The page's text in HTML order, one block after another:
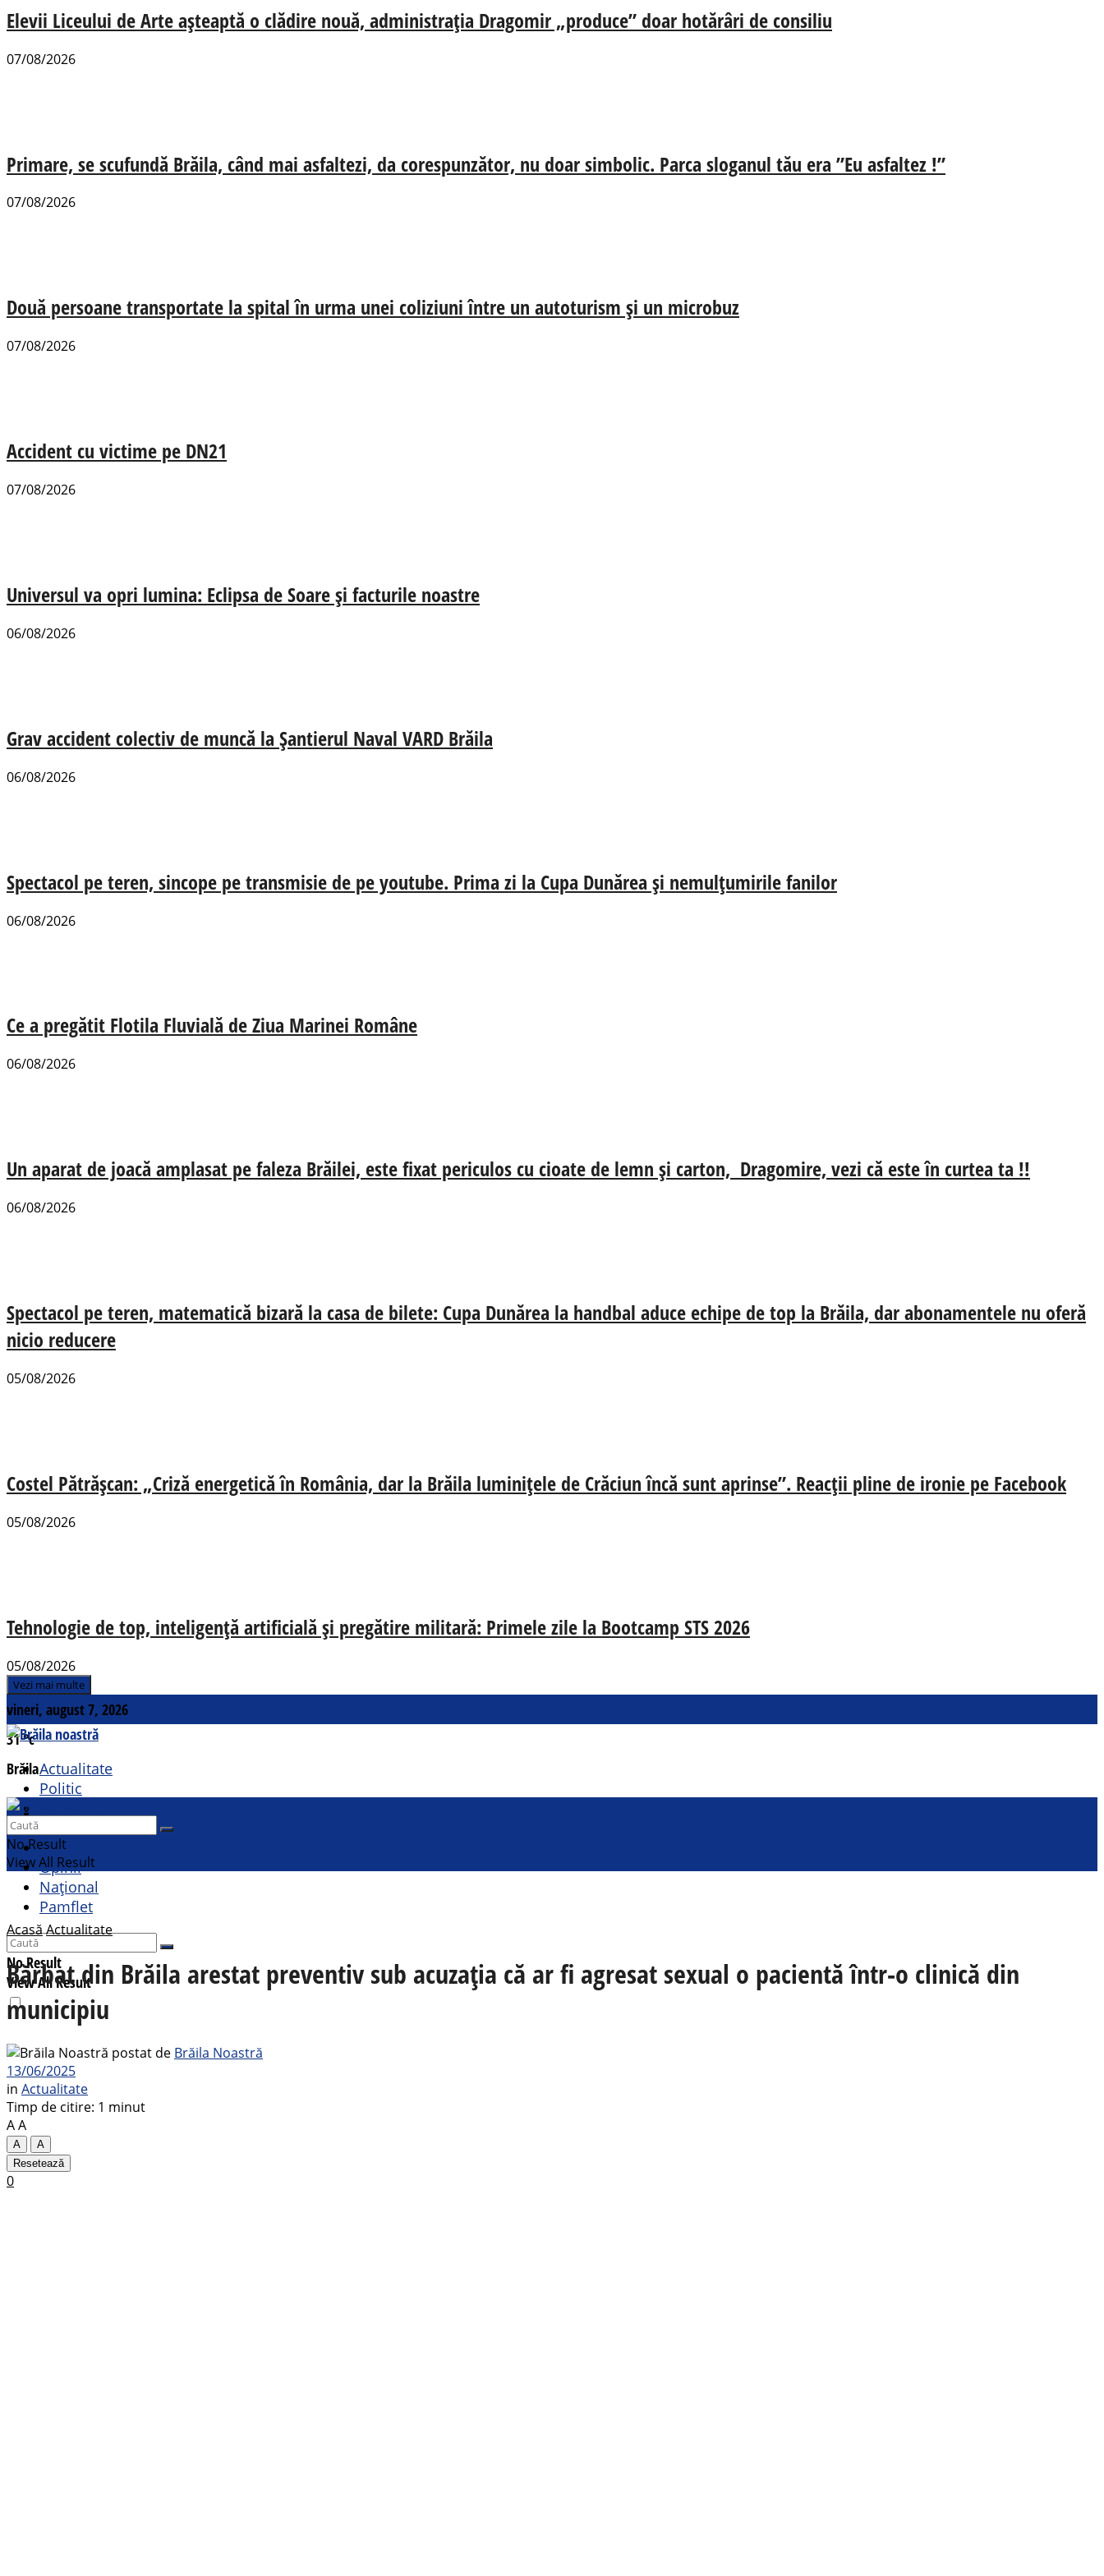
Elevii Liceului de Arte așteaptă o clădire nouă, administrația Dragomir „produce” doar hotărâri de consiliu
07/08/2026
Primare, se scufundă Brăila, când mai asfaltezi, da corespunzător, nu doar simbolic. Parca sloganul tău era ”Eu asfaltez !”
07/08/2026
Două persoane transportate la spital în urma unei coliziuni între un autoturism și un microbuz
07/08/2026
Accident cu victime pe DN21
07/08/2026
Universul va opri lumina: Eclipsa de Soare și facturile noastre
06/08/2026
Grav accident colectiv de muncă la Șantierul Naval VARD Brăila
06/08/2026
Spectacol pe teren, sincope pe transmisie de pe youtube. Prima zi la Cupa Dunărea și nemulțumirile fanilor
06/08/2026
Ce a pregătit Flotila Fluvială de Ziua Marinei Române
06/08/2026
Un aparat de joacă amplasat pe faleza Brăilei, este fixat periculos cu cioate de lemn și carton, Dragomire, vezi că este în curtea ta !!
06/08/2026
Spectacol pe teren, matematică bizară la casa de bilete: Cupa Dunărea la handbal aduce echipe de top la Brăila, dar abonamentele nu oferă
nicio reducere
05/08/2026
Costel Pătrășcan: „Criză energetică în România, dar la Brăila luminițele de Crăciun încă sunt aprinse”. Reacții pline de ironie pe Facebook
05/08/2026
Tehnologie de top, inteligență artificială și pregătire militară: Primele zile la Bootcamp STS 2026
05/08/2026
Vezi mai multe
vineri, august 7, 2026
31°c
Brăila
Contact
Actualitate
Politic
Cultural
Opinii
Național
Pamflet
No Result
View All Result
No Result
View All Result
AcasăActualitate
Bărbat din Brăila arestat preventiv sub acuzația că ar fi agresat sexual o pacientă într-o clinică din
municipiu
postat de Brăila Noastră
13/06/2025
in Actualitate
Timp de citire: 1 minut
AA
A
A
Resetează
0